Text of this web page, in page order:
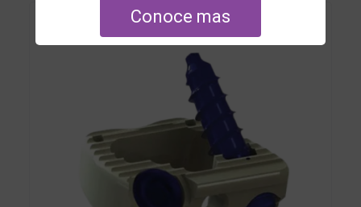
Placa Cervical Anterior
Conoce mas